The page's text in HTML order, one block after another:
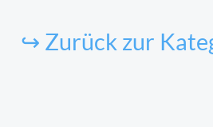
↪ Zurück zur